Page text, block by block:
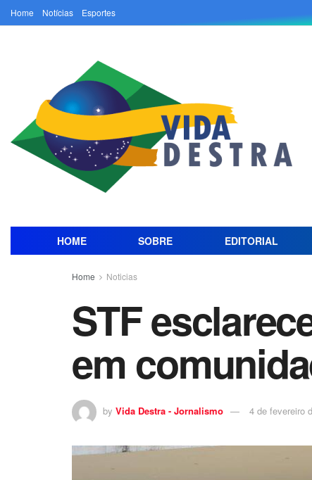
Home Notícias Esportes
HOME SOBRE EDITORIAL
Home Noticias
STF
em
by Vida Destra - Jornalismo 4 de fevereiro